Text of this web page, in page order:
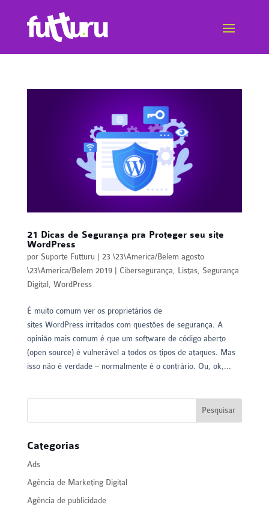
21 Dicas de Segurança pra Proteger seu site
WordPress
por Suporte Futturu | 23 \23\America/Belem agosto
\23\America/Belem 2019| Cibersegurança Listas, Segurança
Digital, WordPress
É muito comum ver os proprietários de
sites WordPress irritados com questões de segurança. A
opinião mais comum é que um software de código aberto
(open source) é vulnerável a todos os tipos de ataques. Mas
isso não é verdade – normalmente é o contrário. Ou, ok,...
Categorias
Ads
Agência de Marketing Digital
Agência de publicidade